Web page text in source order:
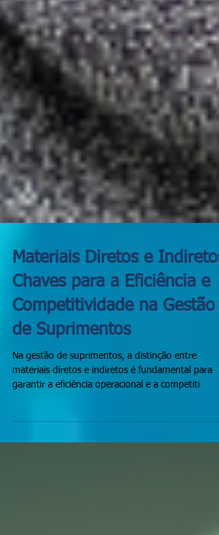
Materiais Diretos e
Chaves para a Eficiência e
Competitividade na Gestão
de Suprimentos
Na gestão de suprimentos, a distinção entre